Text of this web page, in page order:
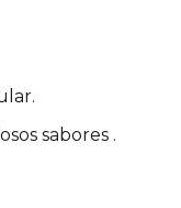
sabores .